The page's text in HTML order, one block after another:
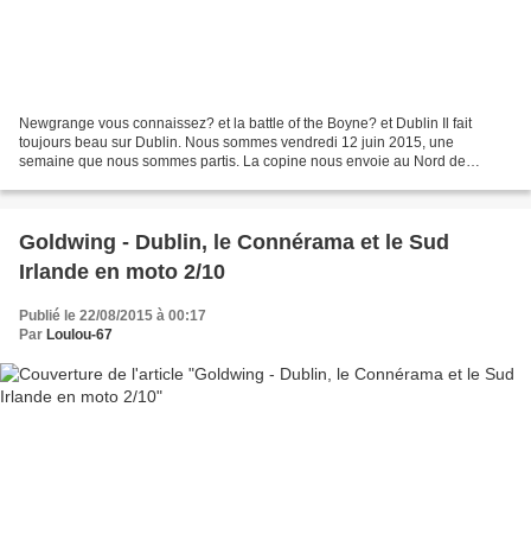
Newgrange vous connaissez? et la battle of the Boyne? et Dublin Il fait
toujours beau sur Dublin. Nous sommes vendredi 12 juin 2015, une
semaine que nous sommes partis. La copine nous envoie au Nord de
Goldwing - Dublin, le Connérama et le Sud
Irlande en moto 2/10
Publié le 22/08/2015 à 00:17
Par Loulou-67